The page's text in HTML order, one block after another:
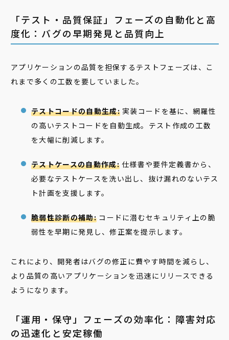
「テスト・品質保証」フェーズの自動化と高
度化：バグの早期発見と品質向上
アプリケーションの品質を担保するテストフェーズは、こ
れまで多くの工数を要していました。
テストコードの自動生成:実装コードを基に、網羅性
の高いテストコードを自動生成。テスト作成の工数
を大幅に削減します。
テストケースの自動作成:仕様書や要件定義書から、
必要なテストケースを洗い出し、抜け漏れのないテス
ト計画を支援します。
脆弱性診断の補助:コードに潜むセキュリティ上の脆
弱性を早期に発見し、修正案を提示します。
これにより、開発者はバグの修正に費やす時間を減らし、
より品質の高いアプリケーションを迅速にリリースできる
ようになります。
「運用・保守」フェーズの効率化：障害対応
の迅速化と安定稼働